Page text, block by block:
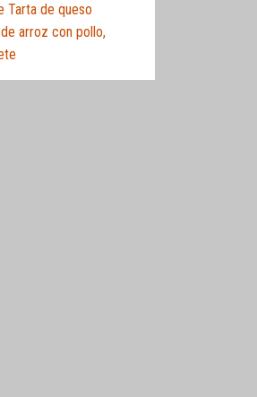
Tarta de queso
de arroz con pollo,